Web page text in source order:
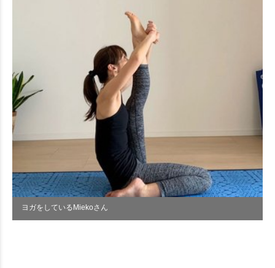
ヨガをしているMiekoさん